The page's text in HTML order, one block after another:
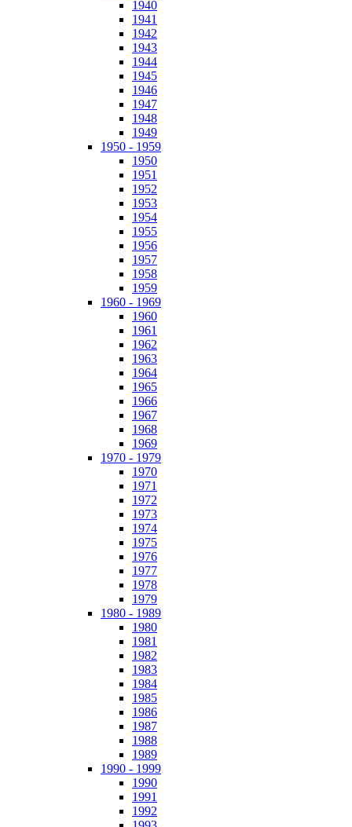
1940
1941
1942
1943
1944
1945
1946
1947
1948
1949
1950 - 1959
1950
1951
1952
1953
1954
1955
1956
1957
1958
1959
1960 - 1969
1960
1961
1962
1963
1964
1965
1966
1967
1968
1969
1970 - 1979
1970
1971
1972
1973
1974
1975
1976
1977
1978
1979
1980 - 1989
1980
1981
1982
1983
1984
1985
1986
1987
1988
1989
1990 - 1999
1990
1991
1992